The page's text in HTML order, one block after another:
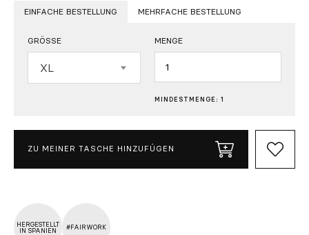
EINFACHE BESTELLUNG MEHRFACHE BESTELLUNG
GRÖSSE
XL
MENGE
Menge
MINDESTMENGE: 1
ZU MEINER TASCHE HINZUFÜGEN
HERGESTELLT
IN SPANIEN
#FAIRWORK